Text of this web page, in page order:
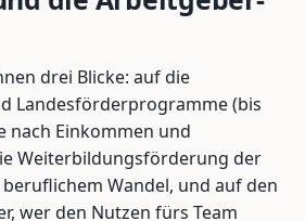
drei Blicke: auf die
Landesförderprogramme (bis
nach Einkommen und
Weiterbildungsförderung der
Wandel, und auf den
wer den Nutzen fürs Team